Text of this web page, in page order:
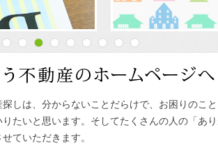
しは、分からないことだらけで、お困りのこ
たいと思います。そしてたくさんの人の「あ
ていただきます。